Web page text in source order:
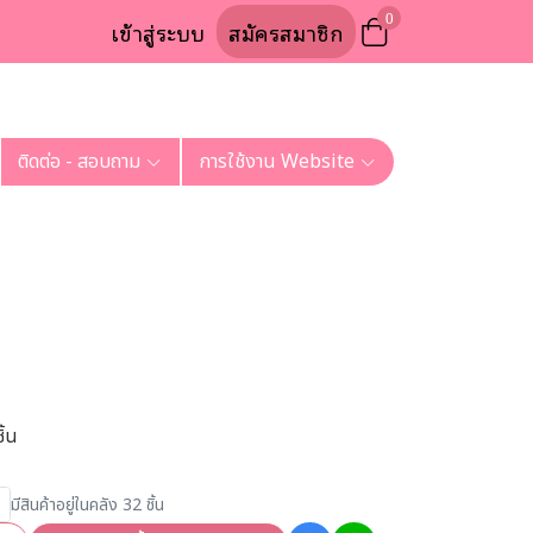
เข้าสู่ระบบ สมัครสมาชิก 0
ติดต่อ - สอบถาม การใช้งาน Website
น
มีสินค้าอยู่ในคลัง 32 ชิ้น